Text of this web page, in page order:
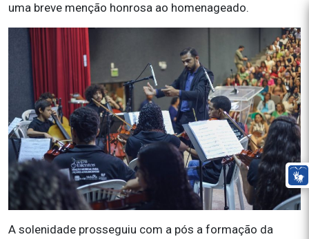
uma breve menção honrosa ao homenageado.
A solenidade prosseguiu com a pós a formação da